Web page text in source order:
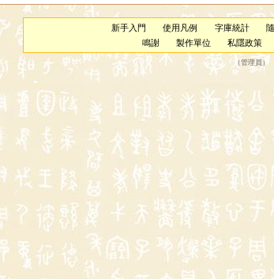
新手入門 使用凡例 字庫統計
鳴謝
製作單位 私隱政策
（管理員 ）